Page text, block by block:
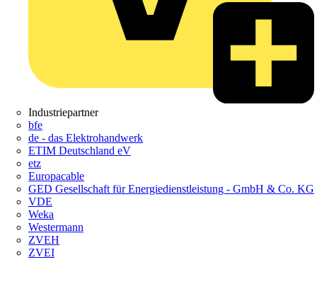
Industriepartner
bfe
de - das Elektrohandwerk
ETIM Deutschland eV
etz
Europacable
GED Gesellschaft für Energiedienstleistung - GmbH & Co. KG
VDE
Weka
Westermann
ZVEH
ZVEI